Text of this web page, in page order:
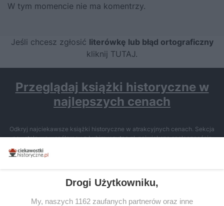
W tym momencie nie ma komentrzy.
Jeśli chcesz zgłosić literówkę lub błąd ortograficzny
kliknij TUTAJ.
Przeglądaj książki historyczne w
najlepszych cenach
Odkryj najciekawsze książki historyczne w atrakcyjnych cenach. Sekcja
powstała we współpracy z Lubimyczytac.pl, największą społecznością
miłośników literatury w Polsce – dzięki temu możesz wybierać spośród
tytułów najwyżej ocenianych przez czytelników.
Drogi Użytkowniku,
My, naszych 1162 zaufanych partnerów oraz inne